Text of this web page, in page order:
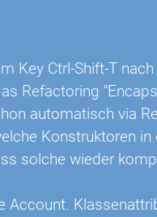
Key Ctrl-Shift-T
Refactoring
automatisch via
Konstruktoren
solche wieder